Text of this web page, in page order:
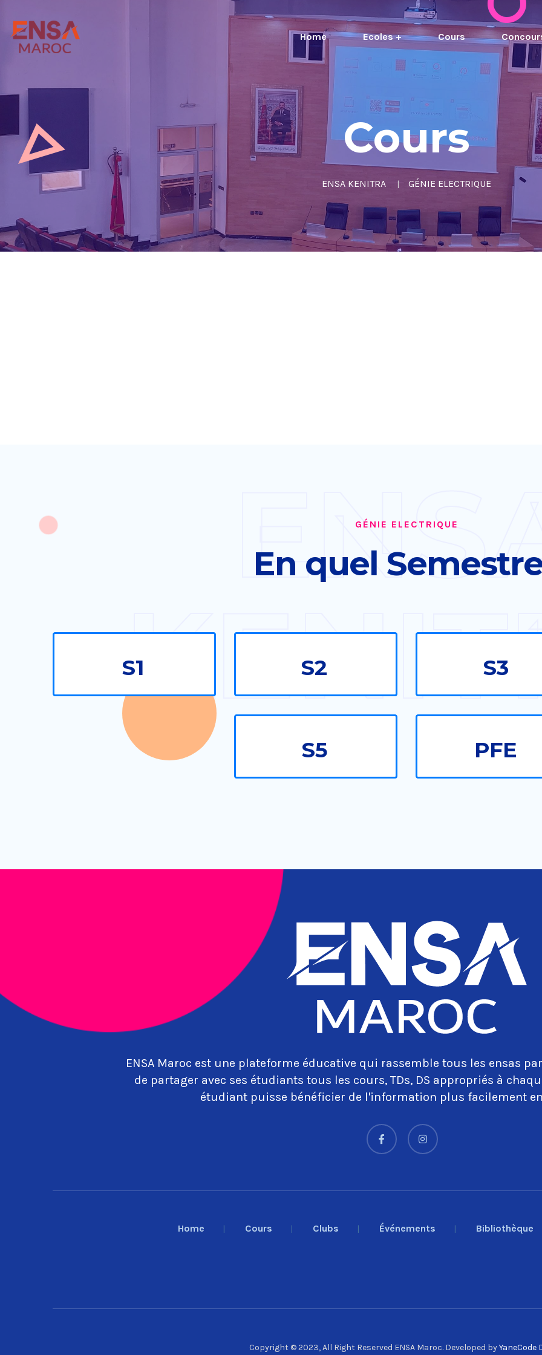
Home Ecoles + Cours
Cours
ENSA KENITRA GÉNIE ELECTRIQUE
GÉNIE ELECTRIQUE
En quel
S1 S2 S3
S5 PFE
ENSA Maroc est une plateforme éducative qui rassemble tous les ensas
de partager avec ses étudiants tous les cours, TDs, DS appropriés à
étudiant puisse bénéficier de l'information plus facilement
Home Cours Clubs Événements Bibliothèque
Copyright © 2023, All Right Reserved ENSA Maroc. Developed byYaneCode